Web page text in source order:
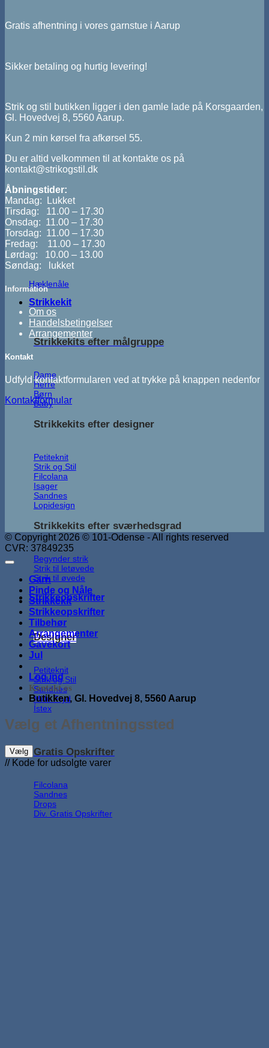
Hæklenåle
Strikkekit
Strikkekits efter målgruppe
Dame
Herre
Børn
Baby
Strikkekits efter designer
Petiteknit
Strik og Stil
Filcolana
Isager
Sandnes
Lopidesign
Strikkekits efter sværhedsgrad
Begynder strik
Strik til letøvede
Strik til øvede
Strikkeopskrifter
Designer
Petiteknit
Strik og Stil
Sandnes
Mille Fryd
Ístex
Gratis Opskrifter
Filcolana
Sandnes
Drops
Div. Gratis Opskrifter
Gratis afhentning i vores garnstue i Aarup
Sikker betaling og hurtig levering!
Strik og stil butikken ligger i den gamle lade på Korsgaarden,
Gl. Hovedvej 8, 5560 Aarup.
Kun 2 min kørsel fra afkørsel 55.
Du er altid velkommen til at kontakte os på
kontakt@strikogstil.dk
Åbningstider:
Mandag: Lukket
Tirsdag: 11.00 – 17.30
Onsdag: 11.00 – 17.30
Torsdag: 11.00 – 17.30
Fredag: 11.00 – 17.30
Lørdag: 10.00 – 13.00
Søndag: lukket
Information
Om os
Handelsbetingelser
Arrangementer
Kontakt
Udfyld kontaktformularen ved at trykke på knappen nedenfor
Kontaktformular
© Copyright 2026 © 101-Odense - All rights reserved
CVR: 37849235
Garn
Pinde og Nåle
Strikkekit
Strikkeopskrifter
Tilbehør
Arrangementer
Gavekort
Jul
Log ind
Kontakt os
Butikken, Gl. Hovedvej 8, 5560 Aarup
Vælg et Afhentningssted
Vælg
// Kode for udsolgte varer